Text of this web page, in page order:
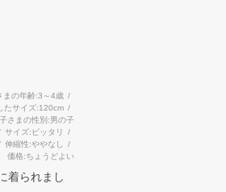
まの年齢 3～4歳
たサイズ 120cm
さまの性別 男の子
サイズ ピッタリ
伸縮性 ややなし
価格 ちょうどよい
着られまし